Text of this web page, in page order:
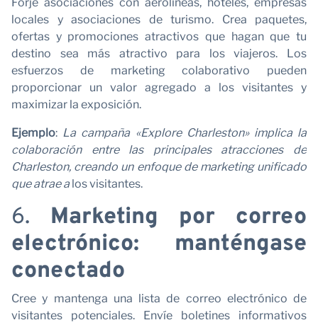
Forje asociaciones con aerolíneas, hoteles, empresas
locales y asociaciones de turismo. Crea paquetes,
ofertas y promociones atractivos que hagan que tu
destino sea más atractivo para los viajeros. Los
esfuerzos de marketing colaborativo pueden
proporcionar un valor agregado a los visitantes y
maximizar la exposición.
Ejemplo: La campaña «Explore Charleston» implica la
colaboración entre las principales atracciones de
Charleston, creando un enfoque de marketing unificado
que atrae alos visitantes.
6. Marketing por correo
electrónico: manténgase
conectado
Cree y mantenga una lista de correo electrónico de
visitantes potenciales. Envíe boletines informativos